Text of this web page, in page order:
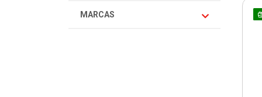
MARCAS